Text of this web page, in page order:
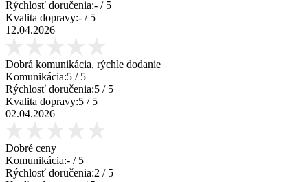
Rýchlosť doručenia:- / 5
Kvalita dopravy:- / 5
12.04.2026
Dobrá komunikácia, rýchle dodanie
Komunikácia:5 / 5
Rýchlosť doručenia:5 / 5
Kvalita dopravy:5 / 5
02.04.2026
Dobré ceny
Komunikácia:- / 5
Rýchlosť doručenia:2 / 5